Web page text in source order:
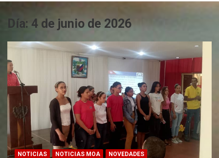
Día: 4 de junio de 2026
NOTICIAS NOTICIAS MOA NOVEDADES